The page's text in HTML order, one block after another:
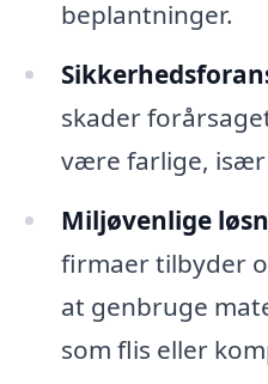
beplantninger.
skader
være farlige,
Miljøvenlige
firmaer tilbyder
at genbruge
som flis eller